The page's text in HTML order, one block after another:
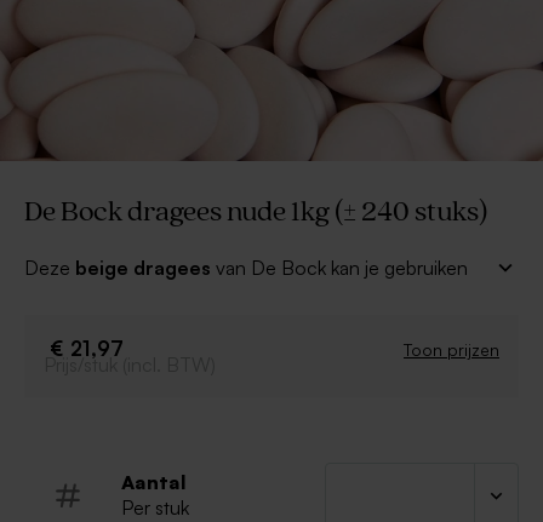
De Bock dragees nude 1kg (± 240 stuks)
Deze beige dragees van De Bock kan je gebruiken
trouwkaarten zullen deze snoepjes ongetwijfeld in de
De Bock Belgische suikerbonen
Kan sporen bevatten van melk, soja en noten
€ 21,97 Toon prijzen
Prijs/stuk (incl. BTW)
Aantal
Per stuk